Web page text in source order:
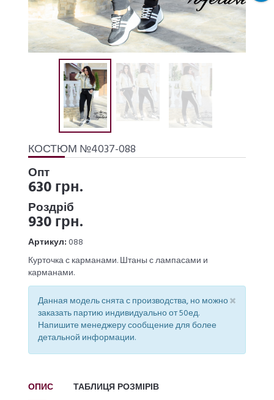
КОСТЮМ №4037-088
Опт
630 грн.
Роздріб
930 грн.
Артикул:088
Курточка с карманами. Штаны с лампасами и
карманами.
×
Данная модель снята с производства, но можно
заказать партию индивидуально от 50ед.
Напишите менеджеру сообщение для более
детальной информации.
ОПИС ТАБЛИЦЯ РОЗМІРІВ